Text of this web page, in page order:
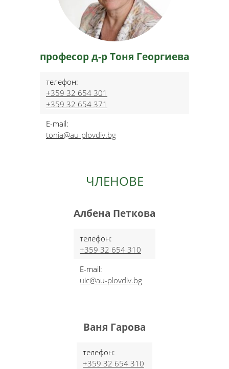
професор д-р Тоня Георгиева
телефон:
+359 32 654 301
+359 32 654 371
E-mail:
tonia@au-plovdiv.bg
ЧЛЕНОВЕ
Албена Петкова
телефон:
+359 32 654 310
E-mail:
uic@au-plovdiv.bg
Ваня Гарова
телефон:
+359 32 654 310